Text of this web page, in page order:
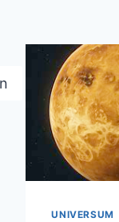
UNIVERSUM